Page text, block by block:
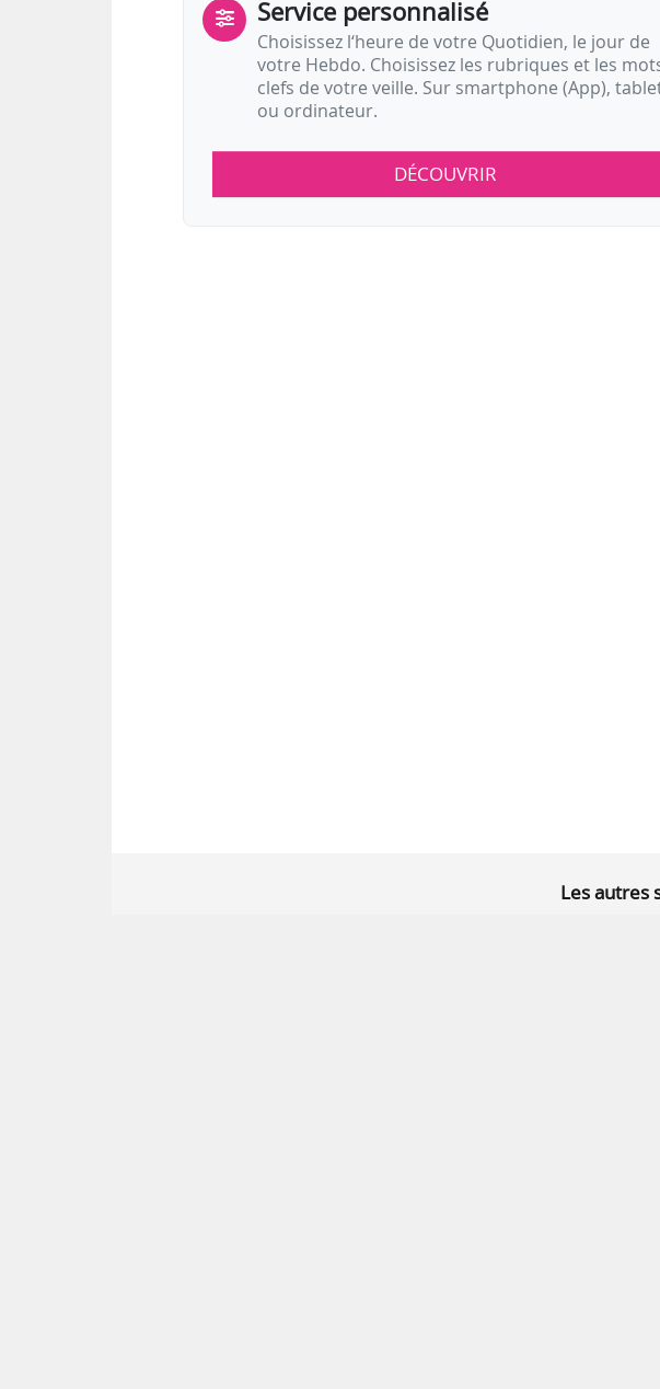
Service personnalisé
Choisissez l‘heure de votre Quotidien, le jour de
votre Hebdo. Choisissez les rubriques et les
clefs de votre veille. Sur smartphone (App),
ou ordinateur.
DÉCOUVRIR
Les autres